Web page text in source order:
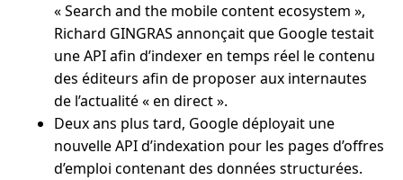
« Search and the mobile content ecosystem »,
Richard GINGRAS annonçait que Google testait
une API afin d’indexer en temps réel le contenu
des éditeurs afin de proposer aux internautes
de l’actualité « en direct ».
Deux ans plus tard, Google déployait une
nouvelle API d’indexation pour les pages d’offres
d’emploi contenant des données structurées.